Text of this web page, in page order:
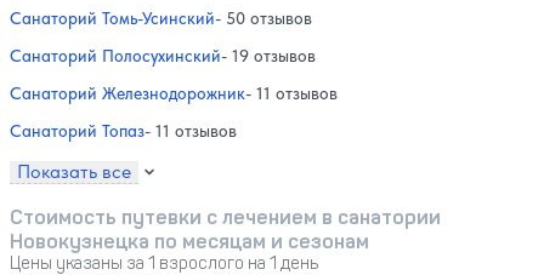
Санаторий Томь-Усинский- 50 отзывов
Санаторий Полосухинский- 19 отзывов
Санаторий Железнодорожник- 11 отзывов
Санаторий Топаз- 11 отзывов
Показать все
Стоимость путевки с лечением в санатории
Новокузнецка по месяцам и сезонам
Цены указаны за 1 взрослого на 1 день